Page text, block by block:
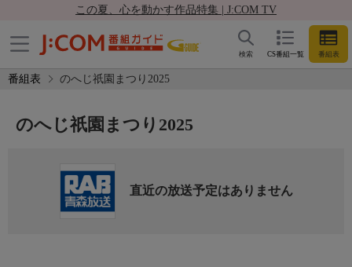
この夏、心を動かす作品特集 | J:COM TV
CS番組一覧 番組表
検索
番組表 のへじ祇園まつり2025
のへじ祇園まつり2025
直近の放送予定はありません